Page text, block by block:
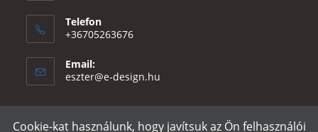
Telefon
+36705263676
Email:
eszter@e-design.hu
Cookie-kat használunk, hogy javítsuk az Ön felhasználói